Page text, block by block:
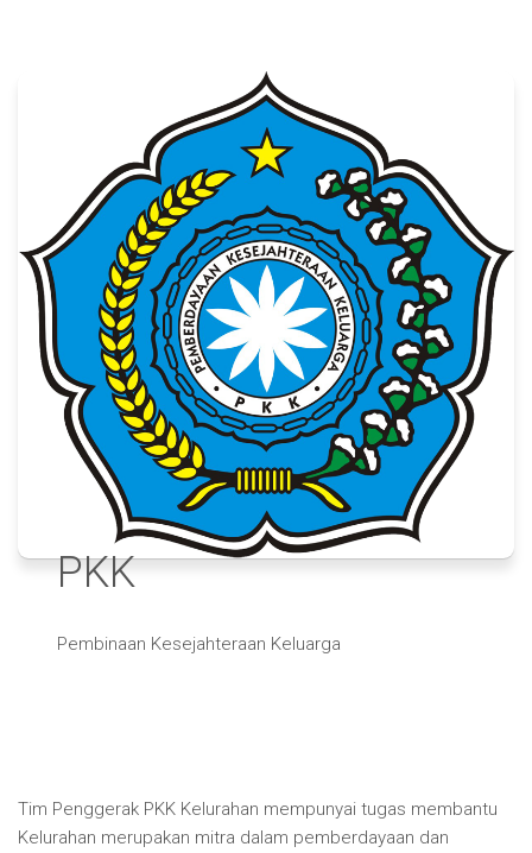
PKK
Pembinaan Kesejahteraan Keluarga
Tim Penggerak PKK Kelurahan mempunyai tugas membantu
Kelurahan merupakan mitra dalam pemberdayaan dan